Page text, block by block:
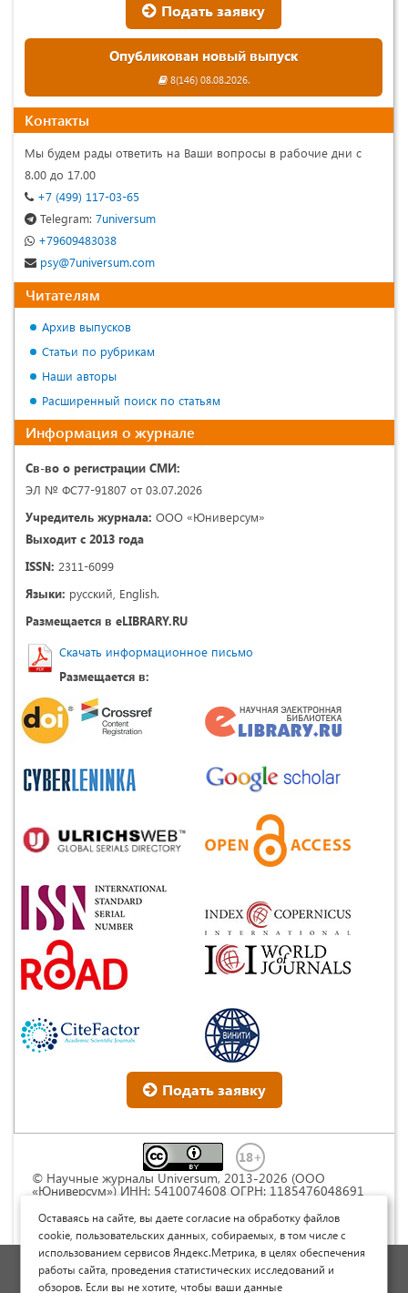
Подать заявку
Опубликован новый выпуск
8(146) 08.08.2026.
Контакты
Мы будем рады ответить на Ваши вопросы в рабочие дни с
8.00 до 17.00
+7 (499) 117-03-65
Telegram: 7universum
+79609483038
psy@7universum.com
Читателям
Архив выпусков
Статьи по рубрикам
Наши авторы
Расширенный поиск по статьям
Информация о журнале
Св-во о регистрации СМИ:
ЭЛ № ФС77-91807 от 03.07.2026
Учредитель журнала: ООО «Юниверсум»
Выходит с 2013 года
ISSN: 2311-6099
Языки: русский, English.
Размещается в eLIBRARY.RU
Скачать информационное письмо
Размещается в:
Подать заявку
© Научные журналы Universum, 2013-2026 (ООО
«Юниверсум») ИНН: 5410074608 ОГРН: 1185476048691
Commons « Attribution» («Атрибуция») 4.0
Непортированная
Политика обработки персональных данных
Договор оферты
Оставаясь на сайте, вы даете согласие на обработку файлов
cookie, пользовательских данных, собираемых, в том числе с
использованием сервисов Яндекс.Метрика, в целях обеспечения
работы сайта, проведения статистических исследований и
обзоров. Если вы не хотите, чтобы ваши данные